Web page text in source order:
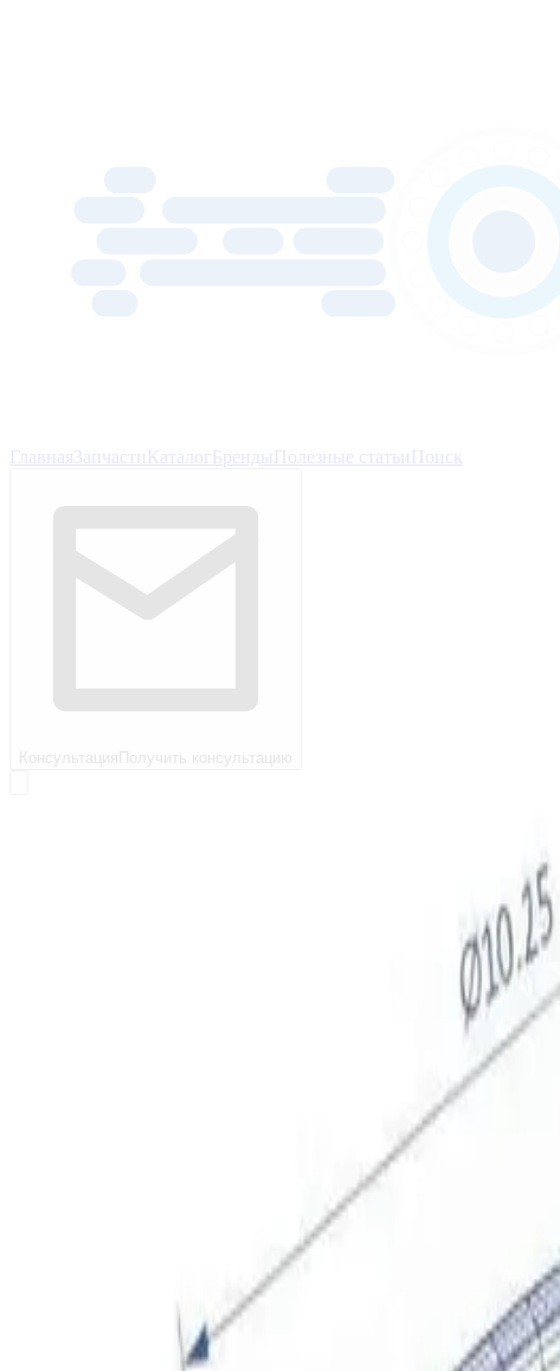
Главная Запчасти КаталогБренды Полезные статьи Поиск
Консультация Получить консультацию